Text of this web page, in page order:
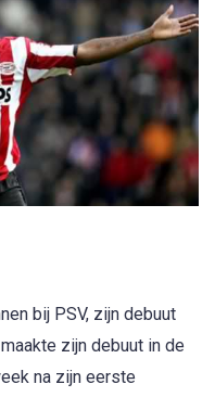
bij PSV, zijn debuut
zijn debuut in de
na zijn eerste